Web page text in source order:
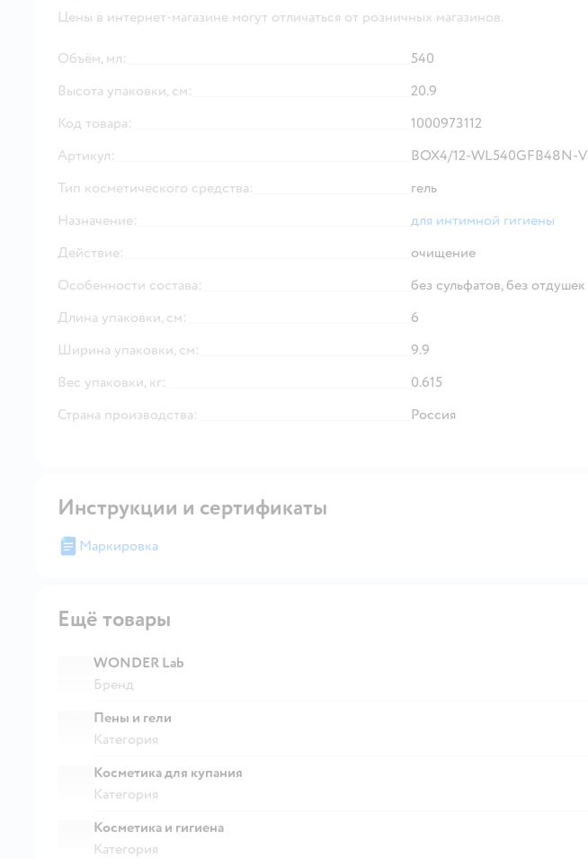
Цены в интернет-магазине могут отличаться от розничных магазинов.
Объём, мл:
540
Высота упаковки, см:
20.9
Код товара:
1000973112
Артикул:
BOX4/12-WL540GFB48N-V
Тип косметического средства:
гель
Назначение:
для интимной гигиены
Действие:
очищение
Особенности состава:
без сульфатов,без отдушек
Длина упаковки, см:
6
Ширина упаковки, см:
9.9
Вес упаковки, кг:
0.615
Страна производства:
Россия
Инструкции и сертификаты
Маркировка
Ещё товары
WONDER Lab
Бренд
Пены и гели
Категория
Косметика для купания
Категория
Косметика и гигиена
Категория